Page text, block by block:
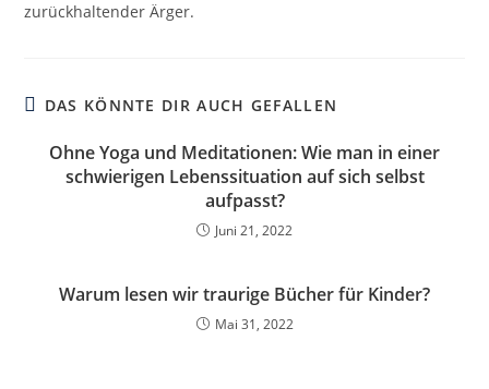
zurückhaltender Ärger.
DAS KÖNNTE DIR AUCH GEFALLEN
Ohne Yoga und Meditationen: Wie man in einer
schwierigen Lebenssituation auf sich selbst
aufpasst?
Juni 21, 2022
Warum lesen wir traurige Bücher für Kinder?
Mai 31, 2022